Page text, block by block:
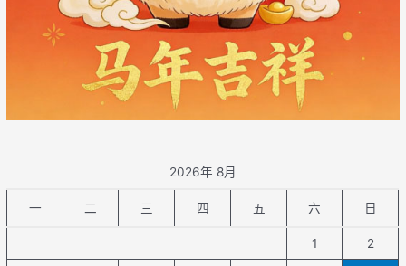
2026年 8月
一 二 三 四 五 六 日
1 2